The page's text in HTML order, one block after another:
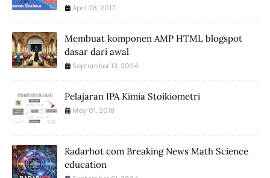
April 28, 2017
Membuat komponen AMP HTML blogspot
dasar dari awal
September 13, 2024
Pelajaran IPA Kimia Stoikiometri
May 01, 2018
Radarhot com Breaking News Math Science
education